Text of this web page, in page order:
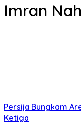
Imran
Persija Bungkam
Ketiga